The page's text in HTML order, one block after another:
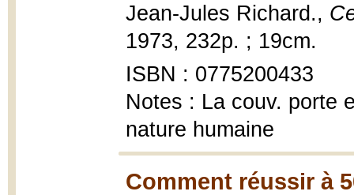
Jean-Jules Richard.,
1973, 232p. ; 19cm.
ISBN : 0775200433
Notes : La couv. porte
nature humaine
Comment réussir à